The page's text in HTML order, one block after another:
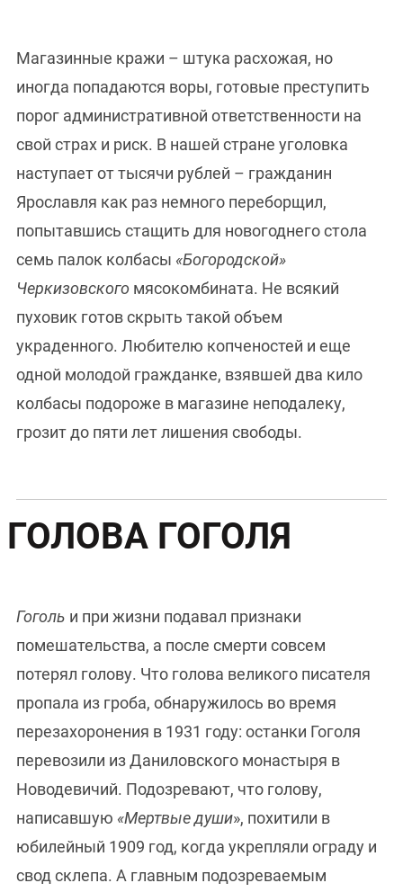
Магазинные кражи – штука расхожая, но
иногда попадаются воры, готовые преступить
порог административной ответственности на
свой страх и риск. В нашей стране уголовка
наступает от тысячи рублей – гражданин
Ярославля как раз немного переборщил,
попытавшись стащить для новогоднего стола
семь палок колбасы «Богородской»
Черкизовского мясокомбината. Не всякий
пуховик готов скрыть такой объем
украденного. Любителю копченостей и еще
одной молодой гражданке, взявшей два кило
колбасы подороже в магазине неподалеку,
грозит до пяти лет лишения свободы.
ГОЛОВА ГОГОЛЯ
Гоголь и при жизни подавал признаки
помешательства, а после смерти совсем
потерял голову. Что голова великого писателя
пропала из гроба, обнаружилось во время
перезахоронения в 1931 году: останки Гоголя
перевозили из Даниловского монастыря в
Новодевичий. Подозревают, что голову,
написавшую «Мертвые души», похитили в
юбилейный 1909 год, когда укрепляли ограду и
свод склепа. А главным подозреваемым